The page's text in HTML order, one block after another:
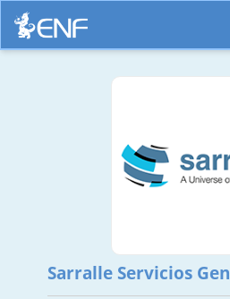
Sarralle Servicios